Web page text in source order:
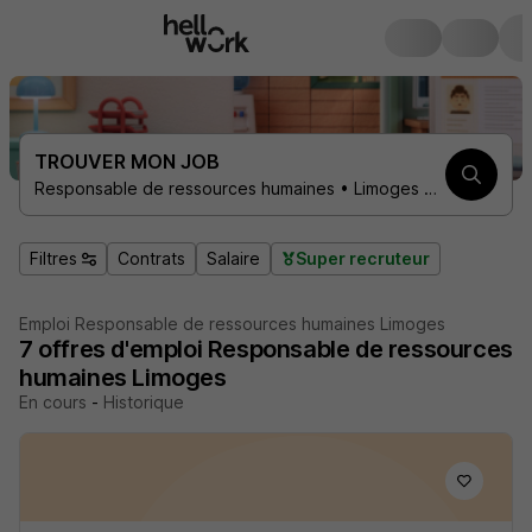
TROUVER MON JOB
Responsable de ressources humaines • Limoges 87000
Filtres Contrats Salaire Super recruteur
Emploi Responsable de ressources humaines Limoges
7 offres d'emploi Responsable de ressources
humaines Limoges
En cours - Historique